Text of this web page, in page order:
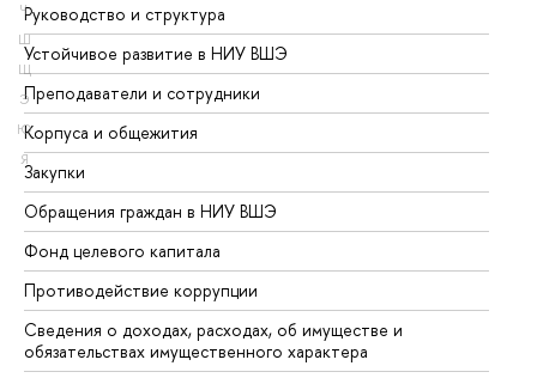
Ч
Ш
Щ
Э
Ю
Я
Руководство и структура
Устойчивое развитие в НИУ ВШЭ
Преподаватели и сотрудники
Корпуса и общежития
Закупки
Обращения граждан в НИУ ВШЭ
Фонд целевого капитала
Противодействие коррупции
Сведения о доходах, расходах, об имуществе и
обязательствах имущественного характера